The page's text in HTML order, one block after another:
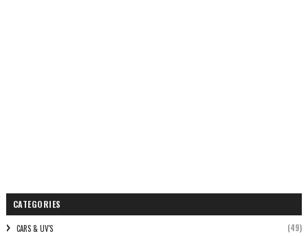
CATEGORIES
CARS & UV'S (49)